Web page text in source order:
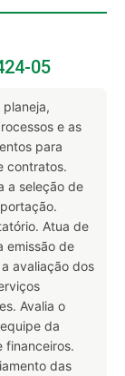
05
planeja,
e as
para
contratos.
a seleção de
Atua de
emissão de
avaliação dos
Avalia o
da
financeiros.
das